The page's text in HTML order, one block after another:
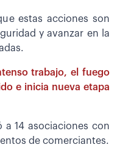
estas acciones son
y avanzar en la
trabajo, el fuego
e inicia nueva etapa
a 14 asociaciones con
de comerciantes.